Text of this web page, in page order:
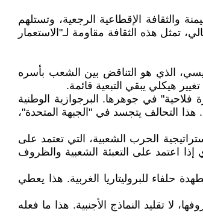
والثقافة الإقطاعية الرجعية، وتستلهم
تمثل هذه الثقافة مقاومة لـ"الاستعمار
الذي هو التناقض بين الشعب بأسره
هيكلي يبقي التبعية قائمة.
فلاحية" في جوهرها. البرجوازية الوطنية
هذا التحالف يتجسد في "الجبهة المتحدة"،
الحرب الشعبية، التي تعتمد على
إذا اعتمد على التعبئة الشعبية والظروف
العالمية بعد أكتوبر 1917، حيث أصبحت الشعوب المضطهدة حلفاء للبروليتاريا الغربية. هذا يعطي
لا تقليد النماذج الأجنبية. هذا ما فعله